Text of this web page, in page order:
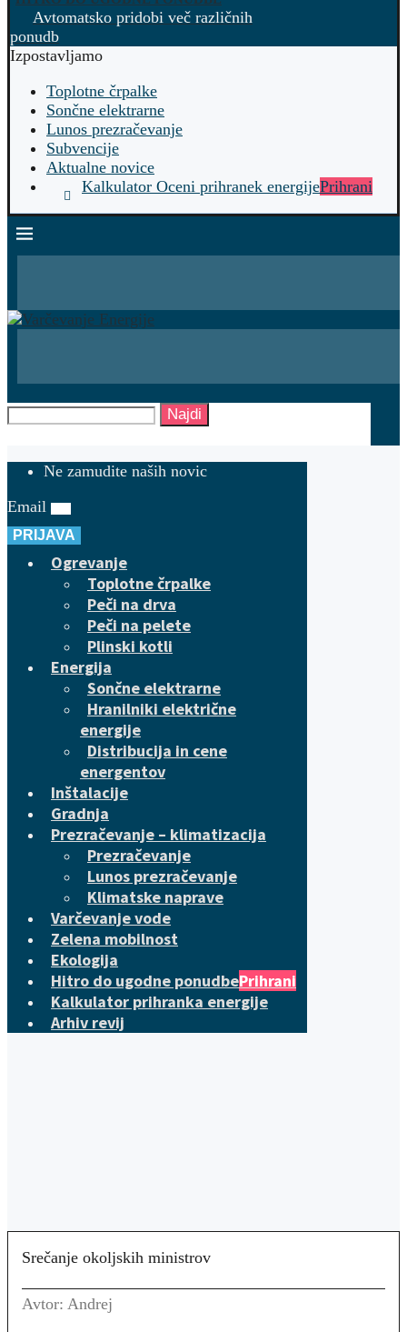
Avtomatsko pridobi več različnih
ponudb
Izpostavljamo
Toplotne črpalke
Sončne elektrarne
Lunos prezračevanje
Subvencije
Aktualne novice
Kalkulator Oceni prihranek energijePrihrani
Najdi
Ne zamudite naših novic
Email
PRIJAVA
Ogrevanje
Toplotne črpalke
Peči na drva
Peči na pelete
Plinski kotli
Energija
Sončne elektrarne
Hranilniki električne
energije
Distribucija in cene
energentov
Inštalacije
Gradnja
Prezračevanje – klimatizacija
Prezračevanje
Lunos prezračevanje
Klimatske naprave
Varčevanje vode
Zelena mobilnost
Ekologija
Hitro do ugodne ponudbePrihrani
Kalkulator prihranka energije
Arhiv revij
Srečanje okoljskih ministrov
Avtor: Andrej